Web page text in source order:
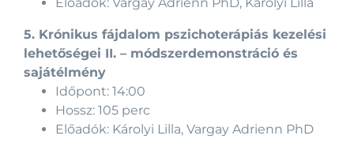
5. Krónikus fájdalom pszichoterápiás kezelési
lehetőségei II. – módszerdemonstráció és
sajátélmény
Időpont: 14:00
Hossz: 105 perc
Előadók: Károlyi Lilla, Vargay Adrienn PhD